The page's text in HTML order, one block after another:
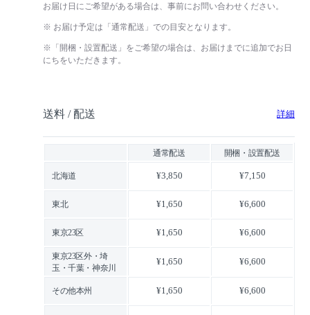
お届け日にご希望がある場合は、事前にお問い合わせください。
※ お届け予定は「通常配送」での目安となります。
※「開梱・設置配送」をご希望の場合は、お届けまでに追加でお日
にちをいただきます。
送料 / 配送 詳細
通常配送 開梱・設置配送
北海道 ¥3,850 ¥7,150
東北 ¥1,650 ¥6,600
東京23区 ¥1,650 ¥6,600
東京23区外・埼
玉・千葉・神奈川
¥1,650 ¥6,600
その他本州 ¥1,650 ¥6,600